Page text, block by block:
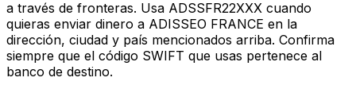
a través de fronteras. Usa ADSSFR22XXX cuando
quieras enviar dinero a ADISSEO FRANCE en la
dirección, ciudad y país mencionados arriba. Confirma
siempre que el código SWIFT que usas pertenece al
banco de destino.